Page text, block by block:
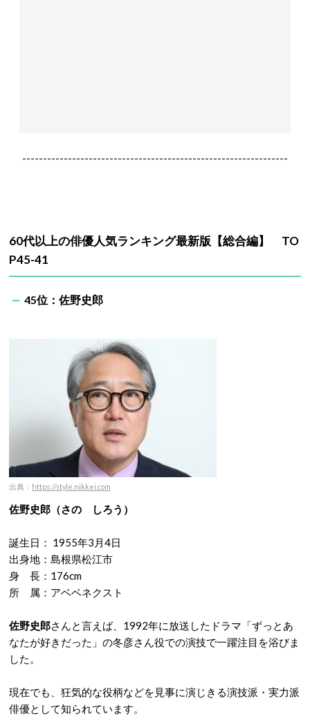
----------------------------------------------------------------
60代以上の俳優人気ランキング最新版【総合編】 TO
P45-41
45位：佐野史郎
出典： https://style.nikkei.com
佐野史郎（さの しろう）
誕生日： 1955年3月4日
出身地：島根県松江市
身 長：176cm
所 属：アベベネクスト
佐野史郎さんと言えば、1992年に放送したドラマ「ずっとあ
なたが好きだった」の冬彦さん役での演技で一躍注目を浴びま
した。
現在でも、狂気的な役柄などを見事に演じきる演技派・実力派
俳優として知られています。